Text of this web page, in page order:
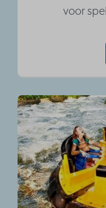
voor